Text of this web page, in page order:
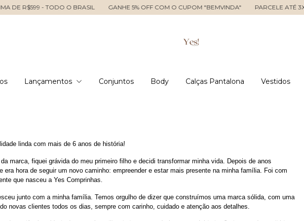
O BRASIL GANHE 5% OFF COM O CUPOM "BEMVINDA" PARCELE ATÉ 3X SEM JUROS
Lançamentos Conjuntos Body Calças Pantalona Vestidos
linda com mais de 6 anos de história!
marca, fiquei grávida do meu primeiro filho e decidi transformar minha vida. Depois de anos
era hora de seguir um novo caminho: empreender e estar mais presente na minha família. Foi com
que nasceu a Yes Comprinhas.
junto com a minha família. Temos orgulho de dizer que construímos uma marca sólida, com uma
novas clientes todos os dias, sempre com carinho, cuidado e atenção aos detalhes.